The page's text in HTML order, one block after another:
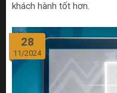
khách hành tốt hơn.
28
11/2024